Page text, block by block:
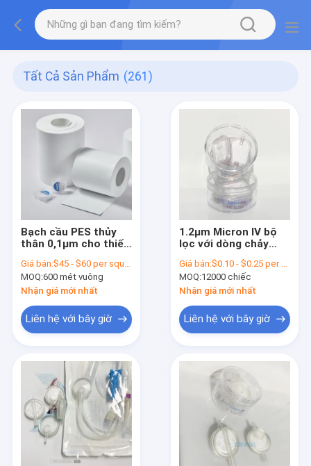
Tất Cả Sản Phẩm (261)
Bạch cầu PES thủy
thân 0,1μm cho thiết
trong phòng thí
nghiệm
Giá bán:$45 - $60 per square meter
MOQ:600 mét vuông
Nhận giá mới nhất
Liên hệ với bây giờ
1.2μm Micron IV bộ
lọc với dòng chảy
không khí thông gió
PTFE
Giá bán:$0.10 - $0.25 per piece
MOQ:12000 chiếc
Nhận giá mới nhất
Liên hệ với bây giờ